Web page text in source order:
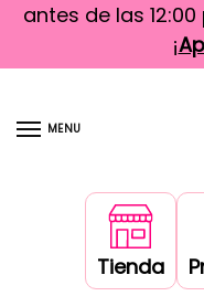
antes de las
¡
MENU
Tienda